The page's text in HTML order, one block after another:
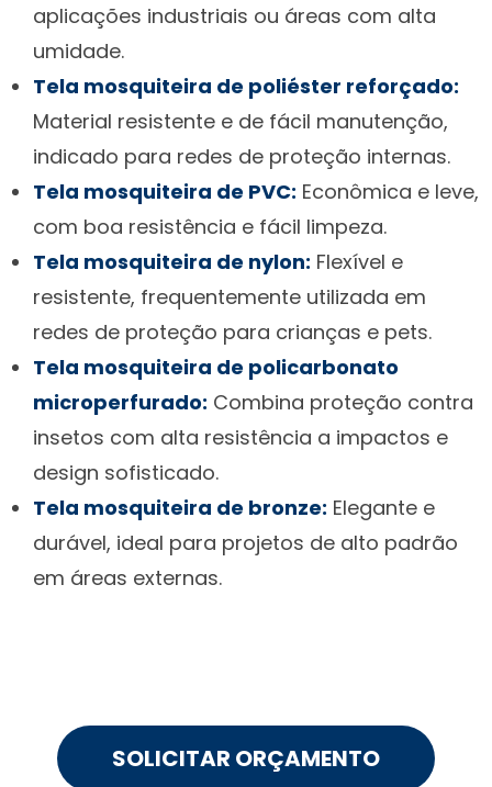
aplicações industriais ou áreas com alta
umidade.
Tela mosquiteira de poliéster reforçado:
Material resistente e de fácil manutenção,
indicado para redes de proteção internas.
Tela mosquiteira de PVC: Econômica e leve,
com boa resistência e fácil limpeza.
Tela mosquiteira de nylon: Flexível e
resistente, frequentemente utilizada em
redes de proteção para crianças e pets.
Tela mosquiteira de policarbonato
microperfurado: Combina proteção contra
insetos com alta resistência a impactos e
design sofisticado.
Tela mosquiteira de bronze: Elegante e
durável, ideal para projetos de alto padrão
em áreas externas.
SOLICITAR ORÇAMENTO